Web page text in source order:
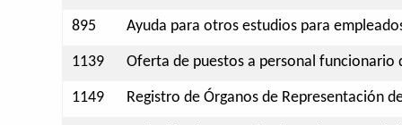
895 Ayuda para otros estudios para
1139 Oferta de puestos a personal funcionario
1149 Registro de Órganos de Representación